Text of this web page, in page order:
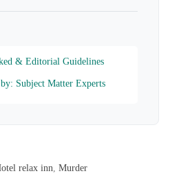
& Editorial Guidelines
Subject Matter Experts
relax inn, Murder